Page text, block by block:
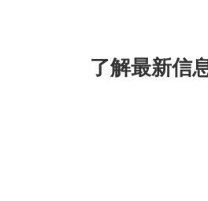
了解最新信